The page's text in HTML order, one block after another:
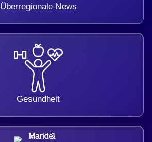
Überregionale News
Gesundheit